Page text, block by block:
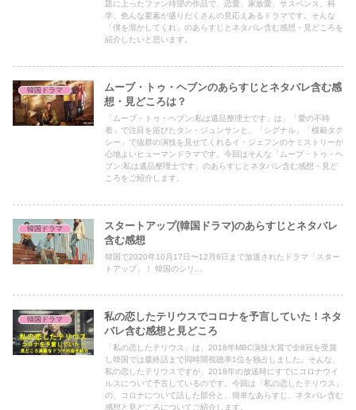
題に上ったファン待望の作品で、恋愛、家族愛、サスペンス、科
学、色んな要素が盛りだくさんの見応えあるドラマです。そんな
「僕を溶かしてくれ」のあらすじとネタバレ含む感想・見どころを
紹介したいと思います。
韓国ドラマ
ムーブ・トゥ・ヘブンのあらすじとネタバレ含む感
想・見どころは？
「ムーブ・トゥ・ヘブン:私は遺品整理士です」は、「愛の不時
着」で注目を浴びたタン・ジュンサンと、「シグナル」「模範タク
シー」で抜群の演技を見せてくれるイ・ジェフンのケミストリーが
心地よいヒューマンドラマです。今回はそんな「ムーブ・トゥ・ヘ
ブン:私は遺品整理士です」のあらすじとネタバレ含む感想・見ど
ころをご紹介します。
韓国ドラマ
スタートアップ(韓国ドラマ)のあらすじとネタバレ
含む感想
韓国で2020年10月17日〜12月6日まで放送されたドラマ「スター
トアップ」！ 韓国のシリ...
韓国ドラマ
私の恋したテリウスでコロナを予言していた！ネタ
バレ含む感想と見どころ
「私の恋したテリウス」は、2018年MBC演技大賞で全8冠を受賞
し韓国では最終話まで同時間視聴率1位を独占しました。そんな、
私の恋したテリウスですが、2018年の放送時にすでにコロナウイ
ルスについて予言しているのです。今回は「私の恋したテリウス」
の、コロナについて話した部分と、簡単なあらすじ、ネタバレ含む
感想と見どころについてご紹介します。